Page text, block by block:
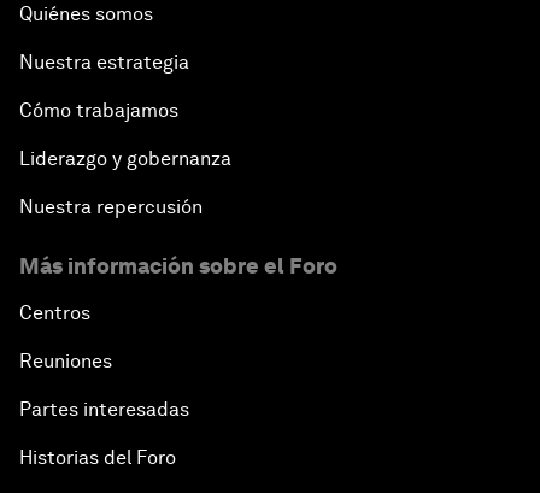
Quiénes somos
Nuestra estrategia
Cómo trabajamos
Liderazgo y gobernanza
Nuestra repercusión
Más información sobre el Foro
Centros
Reuniones
Partes interesadas
Historias del Foro